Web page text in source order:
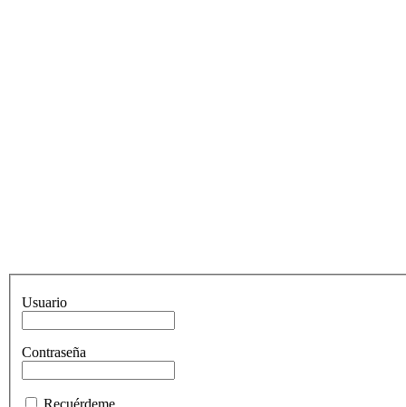
Usuario
Contraseña